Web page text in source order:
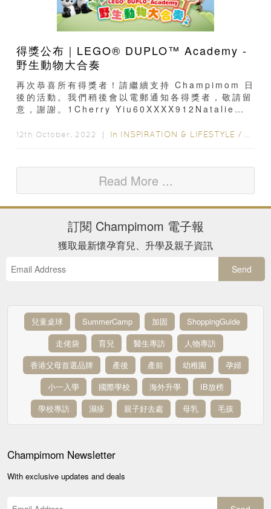
得獎公布｜LEGO® DUPLO™ Academy -
野生動物大合奏
再次恭喜所有得獎者！請繼續支持 Champimom 日
後的活動。我們稍後會以電郵通知各得獎者，敬請留
意，謝謝。1Cherry Yiu60XXXX912Natalie
Cheung98XXXX224Covie
flowers61XXXX488Conny...
12th October, 2022 ｜ In INSPIRATION & LIFESTYLE /
Read More ...
訂閱 Champimom 電子報
獲取最新懷孕育兒、升學及親子資訊
Send
兒童桌球 SummerCamp 加固
ShoppingGuide
走佬袋
育兒 醫生專訪
人物專訪
香港父母首選品牌
產後 產前 幼稚園
孕婦
小一入學
國際學校 海外升學
IB放榜
學校專訪
濕疹 親子好去處 母乳 毛孩
Champimom Newsletter
With exclusive updates and deals